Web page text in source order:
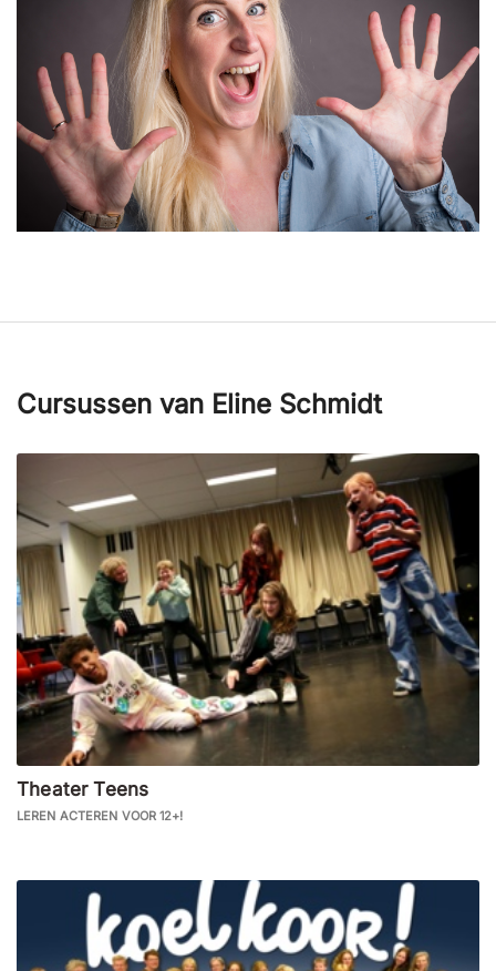
Cursussen van Eline Schmidt
Theater Teens
LEREN ACTEREN VOOR 12+!